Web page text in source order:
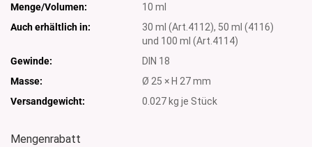
Menge/Volumen:
10 ml
Auch erhältlich in:
30 ml (Art.4112), 50 ml (4116)
und 100 ml (Art.4114)
Gewinde:
DIN 18
Masse:
Ø 25 × H 27 mm
Versandgewicht:
0.027 kg je Stück
Mengenrabatt